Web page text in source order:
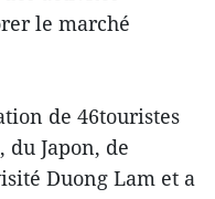
le marché
de 46touristes
du Japon, de
Duong Lam et a